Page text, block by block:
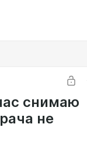
снимаю
не